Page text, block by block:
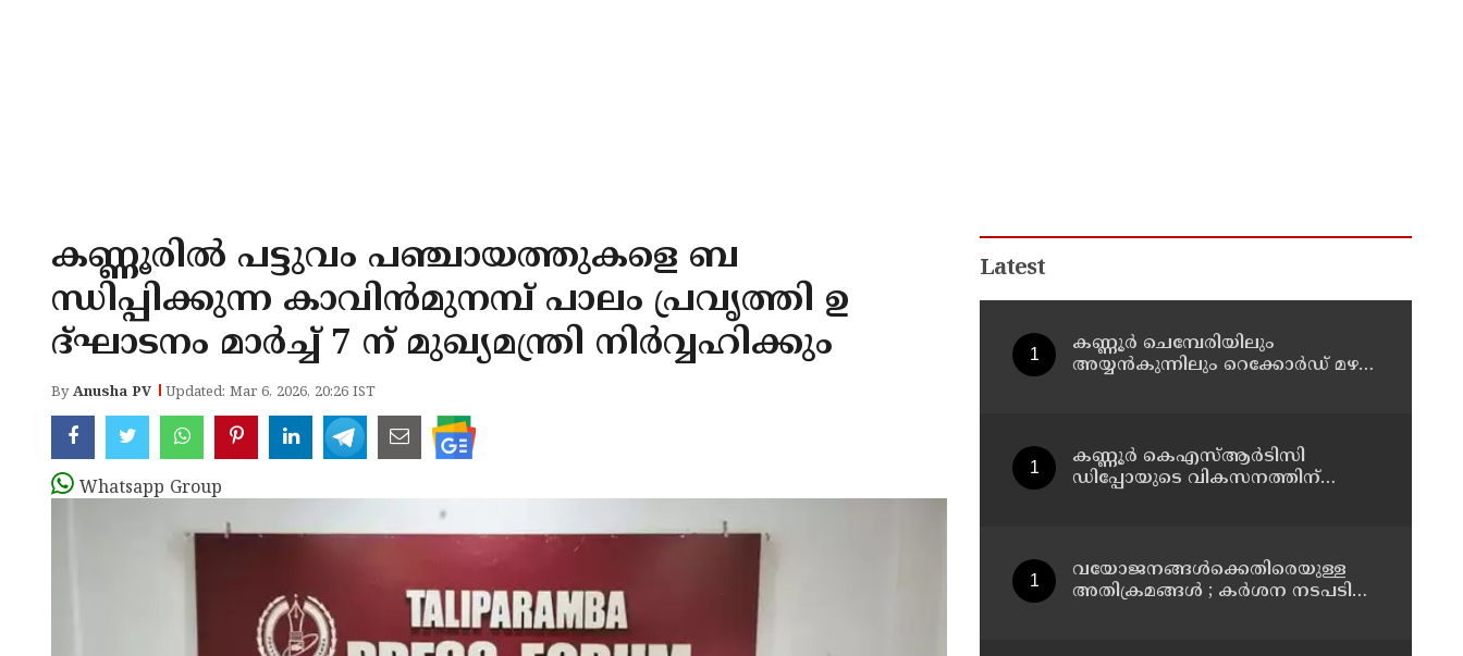
കണ്ണൂരിൽ പട്ടുവം പഞ്ചായത്തുകളെ ബ
ന്ധിപ്പിക്കുന്ന കാവിൻമുനമ്പ് പാലം പ്രവൃത്തി ഉ
ദ്ഘാടനം മാർച്ച് 7 ന് മുഖ്യമന്ത്രി നിർവ്വഹിക്കും
ByAnusha PV Updated: Mar 6, 2026, 20:26 IST
Whatsapp Group
Latest
കണ്ണൂർ ചെമ്പേരിയിലും
അയ്യൻകുന്നിലും റെക്കോർഡ് മഴ ;
കണ്ണൂർ കെഎസ്ആർടിസി
ഡിപ്പോയുടെ വികസനത്തിന്
വയോജനങ്ങൾക്കെതിരെയുള്ള
അതിക്രമങ്ങൾ ; കർശന നടപടി